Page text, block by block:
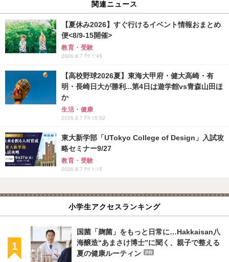
関連ニュース
【夏休み2026】すぐ行けるイベント情報おまとめ
便<8/9-15開催>
教育・受験
2026.8.7 Fri 1:45
【高校野球2026夏】東海大甲府・健大高崎・有
明・長崎日大が勝利...第4日は遊学館vs青森山田ほ
か
生活・健康
2026.8.7 Fri 15:52
東大新学部「UTokyo College of Design」入試攻
略セミナー9/27
教育・受験
2026.8.7 Fri 1:15
小学生アクセスランキング
国菌「麹菌」をもっと日常に…Hakkaisan八
海醸造“あまさけ博士”に聞く、親子で整える
夏の健康ルーティン
PR